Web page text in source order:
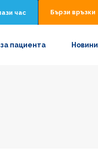
час Бързи връзки
пациента Новини